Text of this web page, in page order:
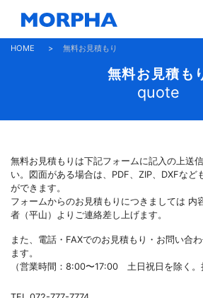
HOME > 無料お見積もり
無料お見積も
quote
無料お見積もりは下記フォームに記入の上送
い。図面がある場合は、PDF、ZIP、DXFなど
ができます。
フォームからのお見積もりにつきましては 内
者（平山）よりご連絡差し上げます。
また、電話・FAXでのお見積もり・お問い合
ます。
（営業時間：8:00〜17:00 土日祝日を除く。